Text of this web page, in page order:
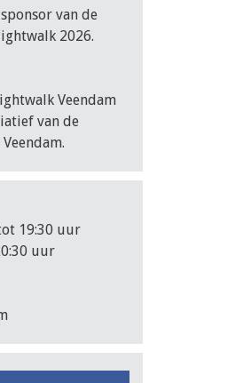
van de
2026.
Veendam
van de
19:30 uur
uur